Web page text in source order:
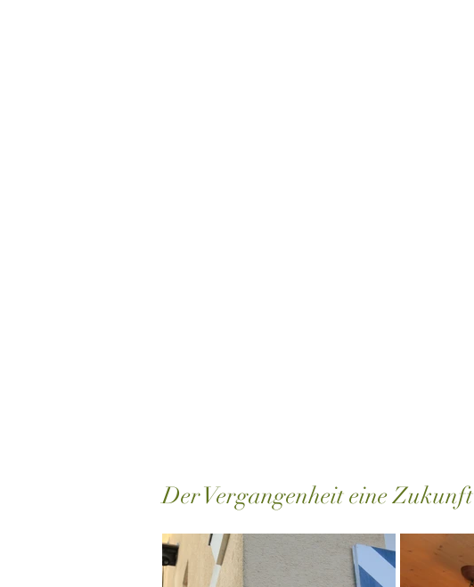
Der Vergangenheit eine Zukunft